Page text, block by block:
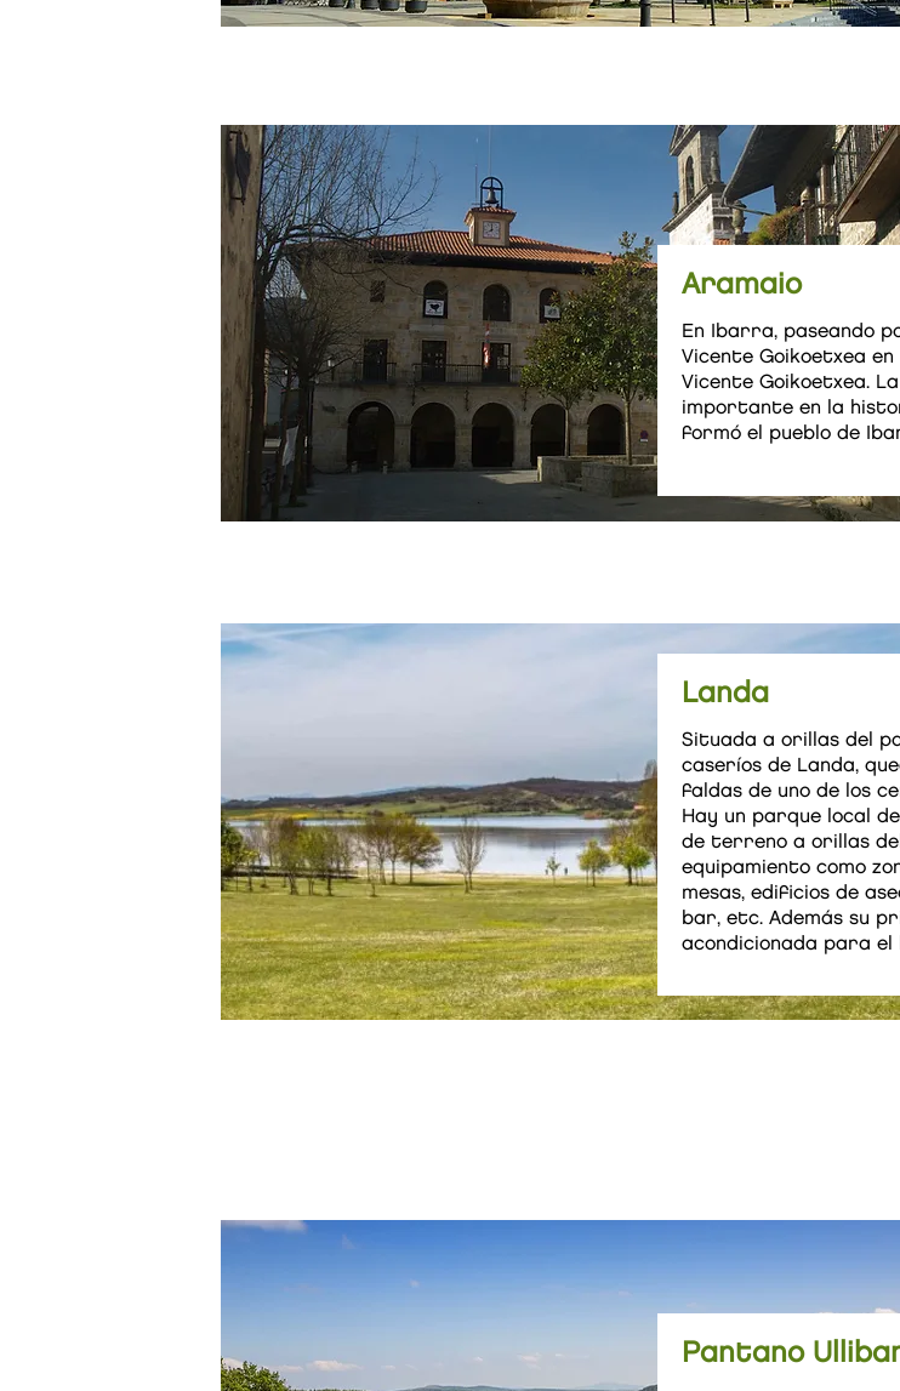
Aramaio
En Ibarra, paseando
Vicente Goikoetxea
Vicente Goikoetxea.
importante en la
formó el pueblo de
Landa
Situada a orillas del
caseríos de Landa,
faldas de uno de los
Hay un parque local
de terreno a orillas
equipamiento como
mesas, edificios de
bar, etc. Además su
acondicionada para el
Pantano